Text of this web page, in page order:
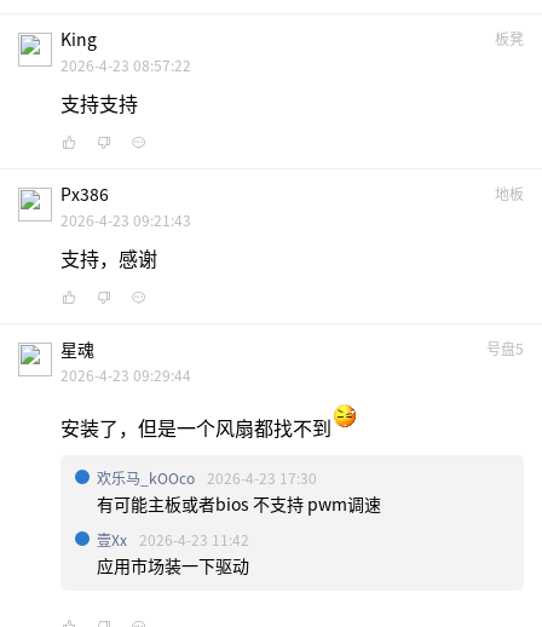
板凳
King
2026-4-23 08:57:22
支持支持
地板
Px386
2026-4-23 09:21:43
支持，感谢
号盘5
星魂
2026-4-23 09:29:44
安装了，但是一个风扇都找不到
欢乐马_kOOco 2026-4-23 17:30
有可能主板或者bios 不支持 pwm调速
壹xx 2026-4-23 11:42
应用市场装一下驱动